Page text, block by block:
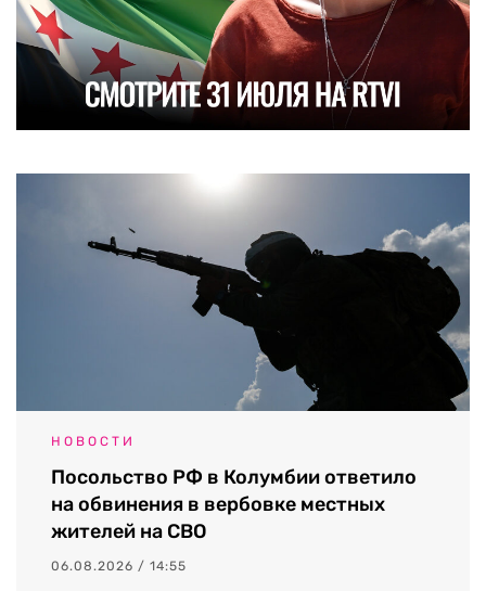
НОВОСТИ
Посольство РФ в Колумбии ответило
на обвинения в вербовке местных
жителей на СВО
06.08.2026 / 14:55